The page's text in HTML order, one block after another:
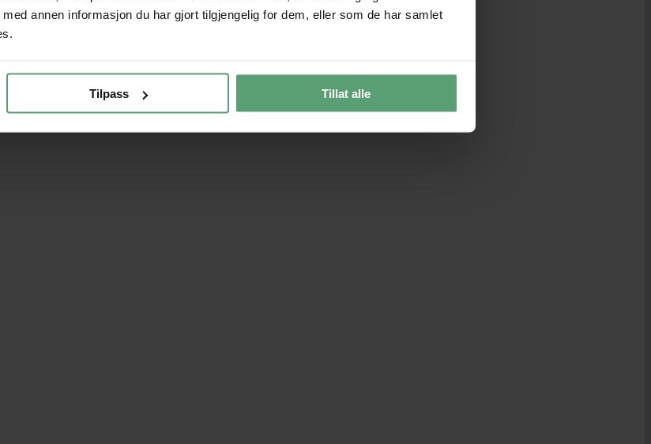
annen informasjon du har gjort tilgjengelig for dem, eller som de har samlet
Tilpass Tillat alle